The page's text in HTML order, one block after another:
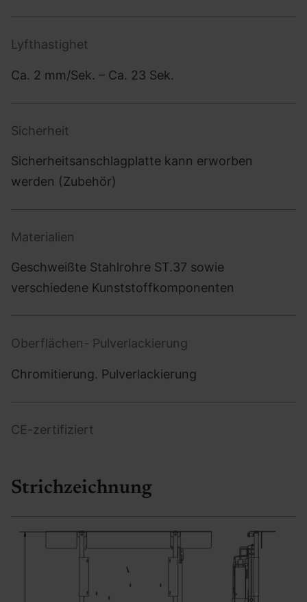
Lyfthastighet
Ca. 2 mm/Sek. – Ca. 23 Sek.
Sicherheit
Sicherheitsanschlagplatte kann erworben
werden (Zubehör)
Materialien
Geschweißte Stahlrohre ST.37 sowie
verschiedene Kunststoffkomponenten
Oberflächen- Pulverlackierung
Chromitierung. Pulverlackierung
CE-zertifiziert
Strichzeichnung